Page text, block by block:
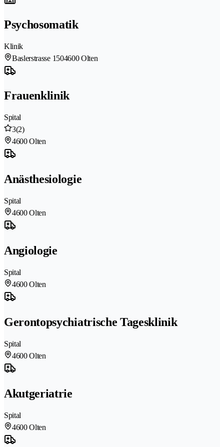
Psychosomatik
Klinik
Baslerstrasse 1504600 Olten
Frauenklinik
Spital
3(2)
4600 Olten
Anästhesiologie
Spital
4600 Olten
Angiologie
Spital
4600 Olten
Gerontopsychiatrische Tagesklinik
Spital
4600 Olten
Akutgeriatrie
Spital
4600 Olten